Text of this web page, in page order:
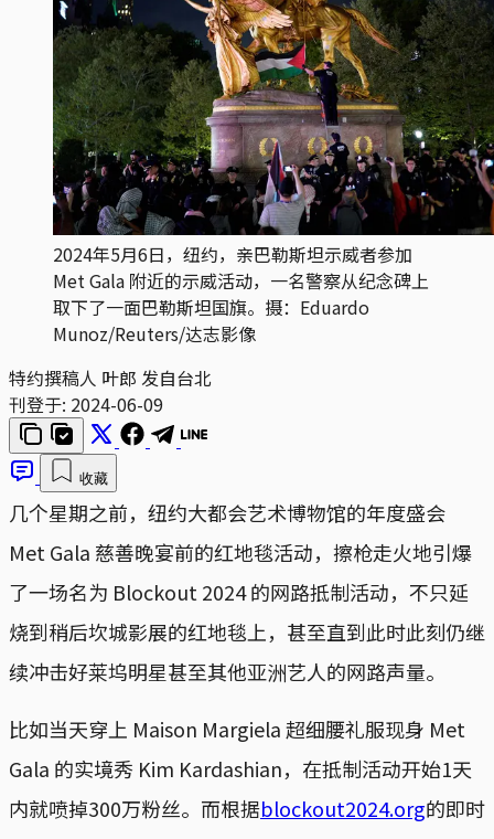
2024年5月6日，纽约，亲巴勒斯坦示威者参加
Met Gala 附近的示威活动，一名警察从纪念碑上
取下了一面巴勒斯坦国旗。摄：Eduardo
Munoz/Reuters/达志影像
特约撰稿人 叶郎 发自台北
刊登于: 2024-06-09
收藏
几个星期之前，纽约大都会艺术博物馆的年度盛会
Met Gala 慈善晚宴前的红地毯活动，擦枪走火地引爆
了一场名为 Blockout 2024 的网路抵制活动，不只延
烧到稍后坎城影展的红地毯上，甚至直到此时此刻仍继
续冲击好莱坞明星甚至其他亚洲艺人的网路声量。
比如当天穿上 Maison Margiela 超细腰礼服现身 Met
Gala 的实境秀 Kim Kardashian，在抵制活动开始1天
内就喷掉300万粉丝。而根据blockout2024.org的即时